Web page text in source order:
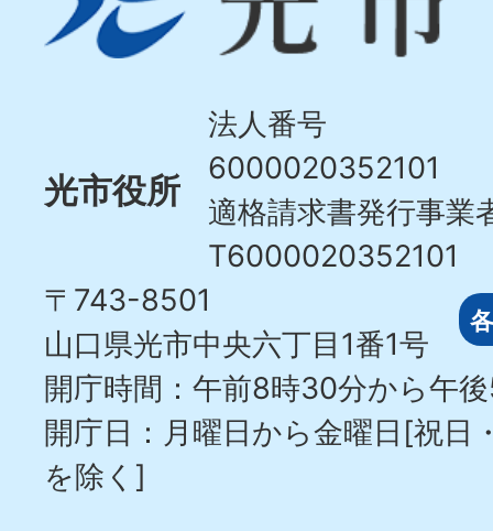
市
Hikari
光市役所
法人番号
6000020352101
適格請求書発行事業
T6000020352101
〒743-8501
山口県光市中央六丁目1番1号
開庁時間：午前8時30分から午
開庁日：月曜日から金曜日[祝日
を除く]